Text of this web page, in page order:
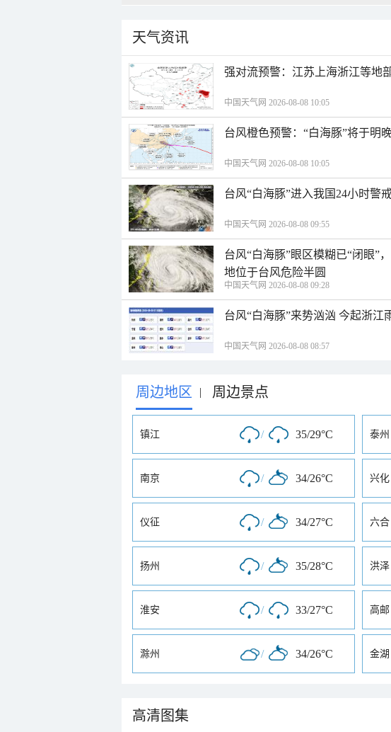
天气资讯
强对流预警：江苏上海浙江等地
中国天气网 2026-08-08 10:05
台风橙色预警：“白海豚”将于明
中国天气网 2026-08-08 10:05
台风“白海豚”进入我国24小时警
中国天气网 2026-08-08 09:55
台风“白海豚”眼区模糊已“闭眼”
地位于台风危险半圆
中国天气网 2026-08-08 09:28
台风“白海豚”来势汹汹 今起浙江
中国天气网 2026-08-08 08:57
周边地区 | 周边景点
镇江 / 35/29°C 泰州
南京 / 34/26°C 兴化
仪征 / 34/27°C 六合
扬州 / 35/28°C 洪泽
淮安 / 33/27°C 高邮
滁州 / 34/26°C 金湖
高清图集